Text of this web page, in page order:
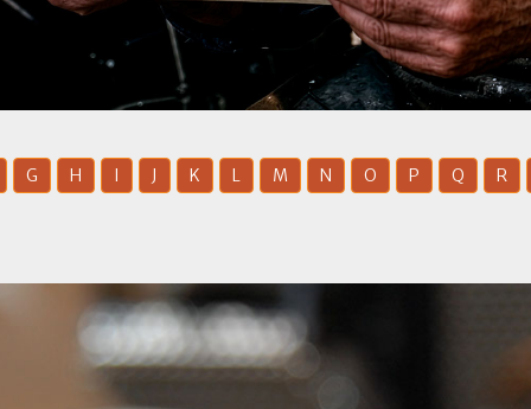
G H I J K L M N O P Q R